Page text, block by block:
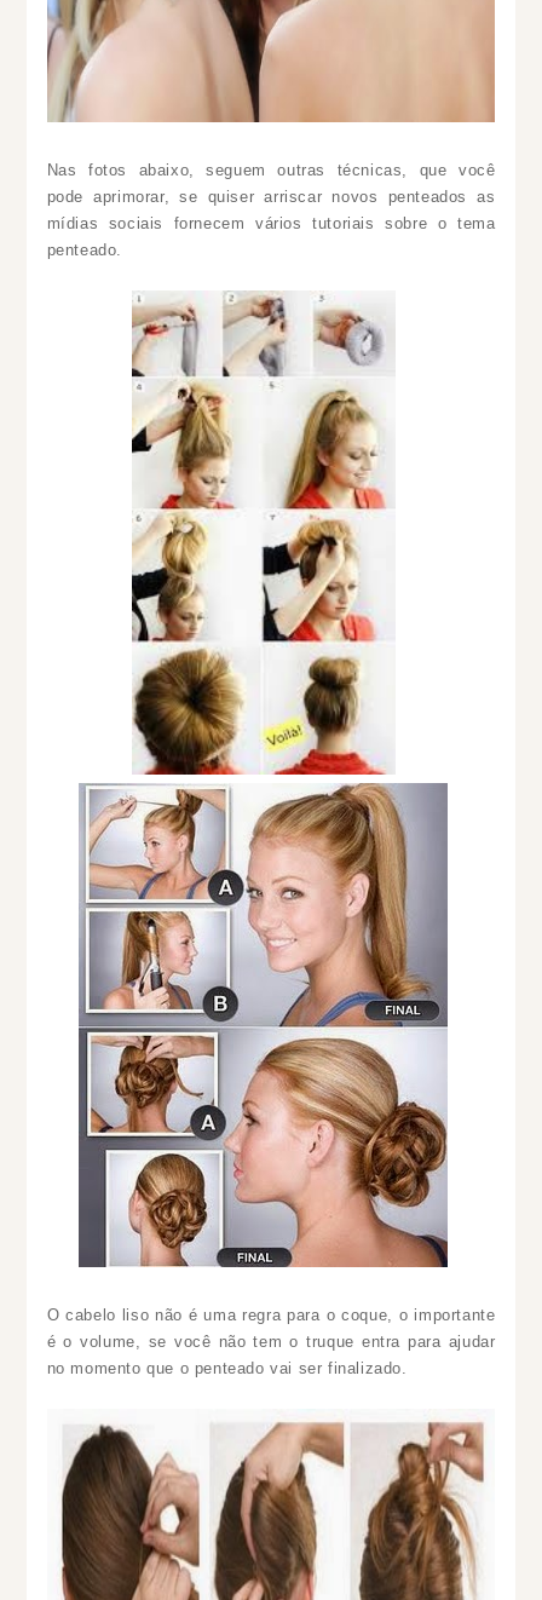
Nas fotos abaixo, seguem outras técnicas, que você
pode aprimorar, se quiser arriscar novos penteados as
mídias sociais fornecem vários tutoriais sobre o tema
penteado.
O cabelo liso não é uma regra para o coque, o importante
é o volume, se você não tem o truque entra para ajudar
no momento que o penteado vai ser finalizado.